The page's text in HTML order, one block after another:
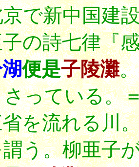
で新中国建
の詩七律『
便是子陵灘
っている。
を流れる川
う。柳亜子